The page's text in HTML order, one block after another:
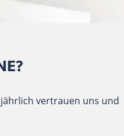
vertrauen uns und